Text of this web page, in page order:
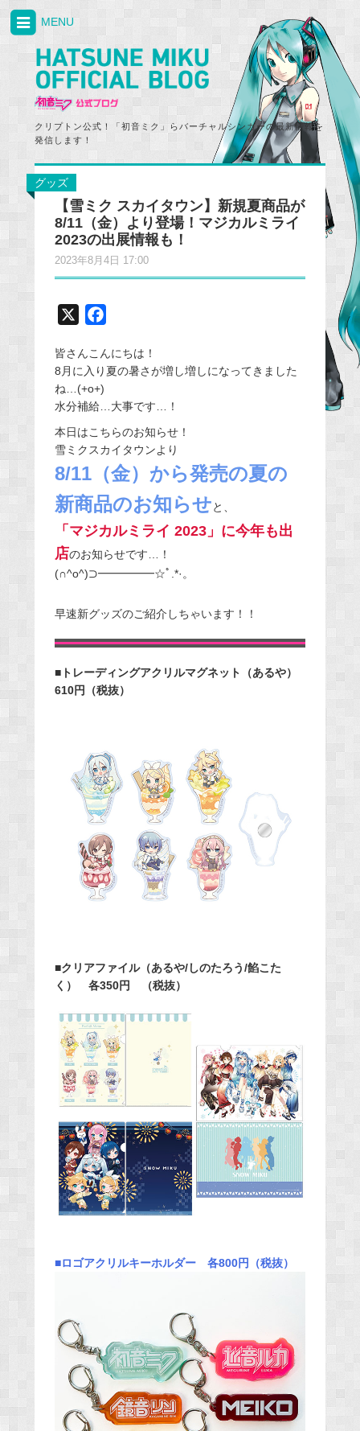
クリプトン公式！「初音ミク」らバーチャルシンガーの最新情報を
発信します！
MENU
グッズ
【雪ミク スカイタウン】新規夏商品が
8/11（金）より登場！マジカルミライ
2023の出展情報も！
2023年8月4日 17:00
c
e
o
皆さんこんにちは！
8月に入り夏の暑さが増し増しになってきました
ね…(+o+)
水分補給…大事です…！
本日はこちらのお知らせ！
雪ミクスカイタウンより
8/11（金）から発売の夏の
新商品のお知らせと、
「マジカルミライ 2023」に今年も出
店のお知らせです…！
(∩^o^)⊃━━━━━☆ﾟ.*·。
早速新グッズのご紹介しちゃいます！！
■トレーディングアクリルマグネット（あるや）
610円（税抜）
■クリアファイル（あるや/しのたろう/餡こた
く） 各350円 （税抜）
■​​ロゴアクリルキーホルダー 各800円（税抜）